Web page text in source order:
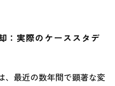
：実際のケーススタデ
、最近の数年間で顕著な変